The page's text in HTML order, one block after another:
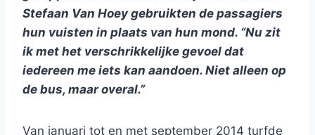
Stefaan Van Hoey gebruikten de passagiers
hun vuisten in plaats van hun mond. “Nu zit
ik met het verschrikkelijke gevoel dat
iedereen me iets kan aandoen. Niet alleen op
de bus, maar overal.”
Van januari tot en met september 2014 turfde